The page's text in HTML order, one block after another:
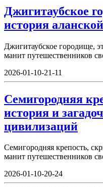
Джигитаубское
история
Джигитаубское городище,
манит путешественников
2026-01-10-21-11
Семигородняя
история и
цивилизаций
Семигородняя крепость,
манит путешественников
2026-01-10-20-24